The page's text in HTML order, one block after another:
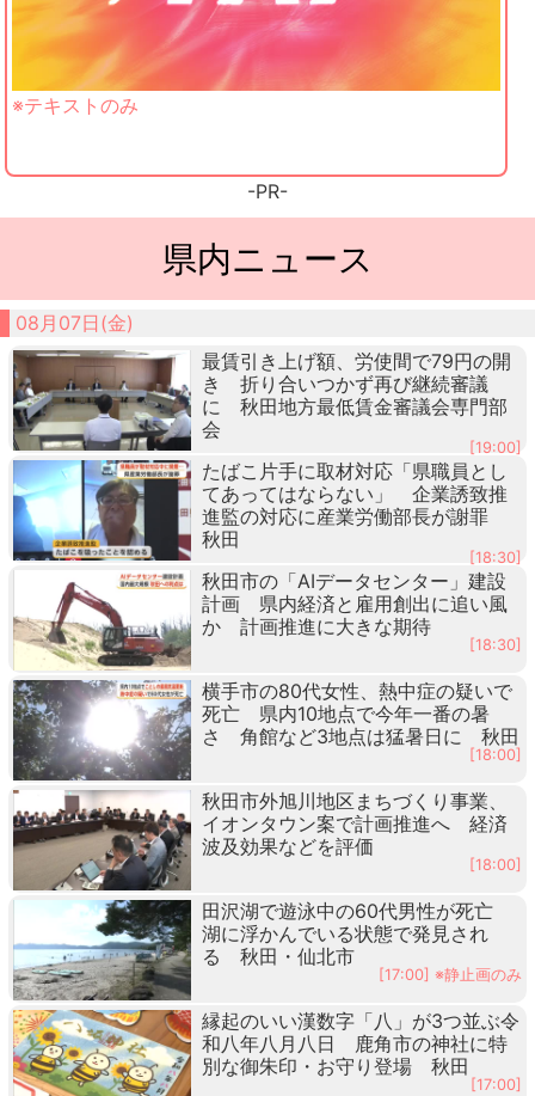
※テキストのみ
-PR-
県内ニュース
08月07日(金)
最賃引き上げ額、労使間で79円の開
き 折り合いつかず再び継続審議
に 秋田地方最低賃金審議会専門部
会
[19:00]
たばこ片手に取材対応「県職員とし
てあってはならない」 企業誘致推
進監の対応に産業労働部長が謝罪
秋田
[18:30]
秋田市の「AIデータセンター」建設
計画 県内経済と雇用創出に追い風
か 計画推進に大きな期待
[18:30]
横手市の80代女性、熱中症の疑いで
死亡 県内10地点で今年一番の暑
さ 角館など3地点は猛暑日に 秋田
[18:00]
秋田市外旭川地区まちづくり事業、
イオンタウン案で計画推進へ 経済
波及効果などを評価
[18:00]
田沢湖で遊泳中の60代男性が死亡
湖に浮かんでいる状態で発見され
る 秋田・仙北市
[17:00] ※静止画のみ
縁起のいい漢数字「八」が3つ並ぶ令
和八年八月八日 鹿角市の神社に特
別な御朱印・お守り登場 秋田
[17:00]